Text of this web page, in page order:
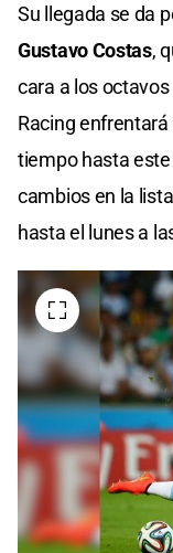
Su llegada se da
Gustavo Costas,
cara a los
Racing
tiempo hasta
cambios en la
hasta el lunes a